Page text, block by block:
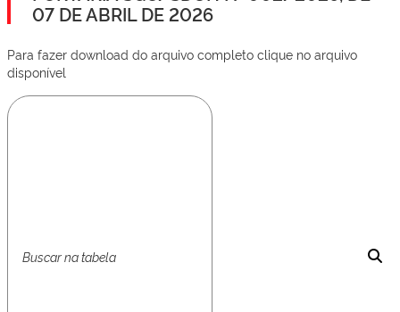
07 DE ABRIL DE 2026
Para fazer download do arquivo completo clique no arquivo
disponível